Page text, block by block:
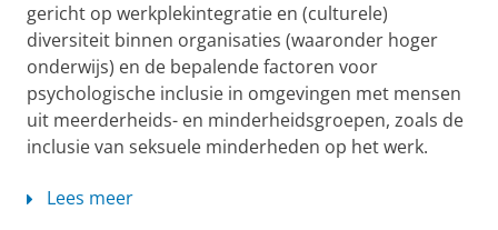
gericht op werkplekintegratie en (culturele)
diversiteit binnen organisaties (waaronder hoger
onderwijs) en de bepalende factoren voor
psychologische inclusie in omgevingen met mensen
uit meerderheids- en minderheidsgroepen, zoals de
inclusie van seksuele minderheden op het werk.
Lees meer